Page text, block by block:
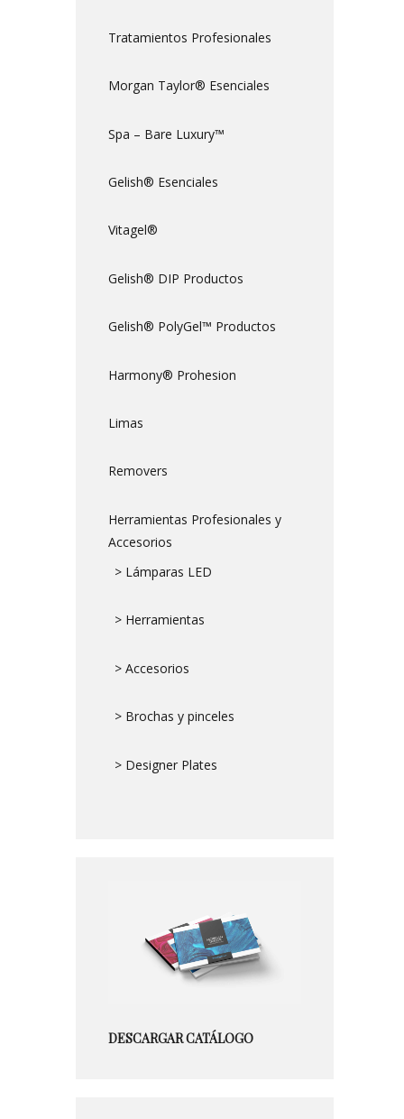
Tratamientos Profesionales
Morgan Taylor® Esenciales
Spa – Bare Luxury™
Gelish® Esenciales
Vitagel®
Gelish® DIP Productos
Gelish® PolyGel™ Productos
Harmony® Prohesion
Limas
Removers
Herramientas Profesionales y
Accesorios
> Lámparas LED
> Herramientas
> Accesorios
> Brochas y pinceles
> Designer Plates
DESCARGAR CATÁLOGO